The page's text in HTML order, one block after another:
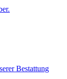
Bestattung